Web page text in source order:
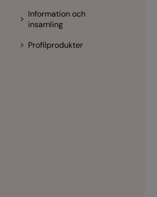
Information och
insamling
Profilprodukter